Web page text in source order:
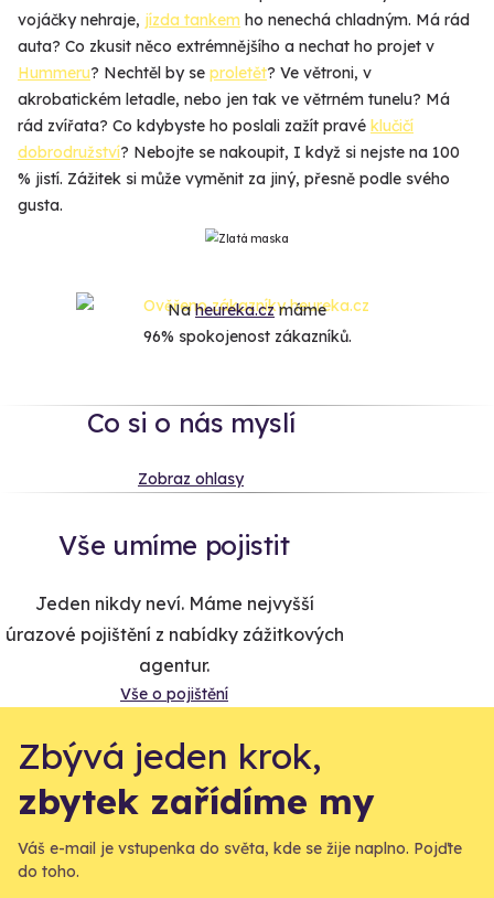
vojáčky nehraje, jízda tankem ho nenechá chladným. Má rád
auta? Co zkusit něco extrémnějšího a nechat ho projet v
Hummeru? Nechtěl by se proletět? Ve větroni, v
akrobatickém letadle, nebo jen tak ve větrném tunelu? Má
rád zvířata? Co kdybyste ho poslali zažít pravé klučičí
dobrodružství? Nebojte se nakoupit, I když si nejste na 100
% jistí. Zážitek si může vyměnit za jiný, přesně podle svého
gusta.
Naheureka.czmáme
96% spokojenost zákazníků.
Co si o nás myslí
Zobraz ohlasy
Vše umíme pojistit
Jeden nikdy neví. Máme nejvyšší
úrazové pojištění z nabídky zážitkových
agentur.
Vše o pojištění
Zbývá jeden krok,
zbytek zařídíme my
Váš e-mail je vstupenka do světa, kde se žije naplno. Pojďte
do toho.